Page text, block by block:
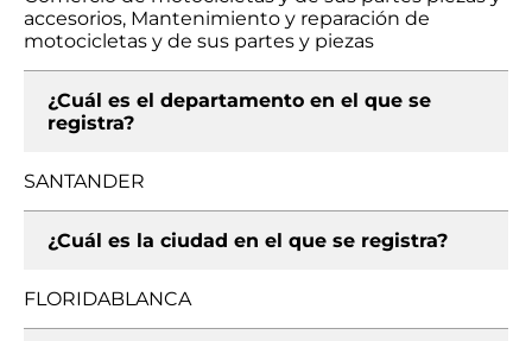
accesorios, Mantenimiento y reparación de
motocicletas y de sus partes y piezas
¿Cuál es el departamento en el que se
registra?
SANTANDER
¿Cuál es la ciudad en el que se registra?
FLORIDABLANCA